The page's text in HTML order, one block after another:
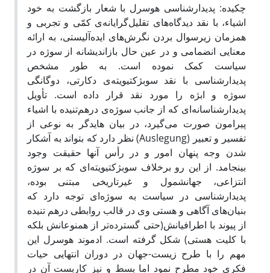
چکیده: پدیدارشناسی هوسرل با شعار بازگشت به خود
اشیاء، با نقد دیدگاه‌های تقلیل‌گرایانه‌ی کمّی و تجربی و
همزمان زیرسوال بردن نگرش‌های ایده‌آلیستی، به ارائه
معنایی انضمامی و در عین حال بازاندیشانه از سوژه در
سیاست کمک نموده است. به طور مشخص
پدیدارشناسی با نقد سوبژکتیویته‌ی دکارتی، دوگانگی
سوژه و ابژه را مورد نقد قرار داده است. تأویل
پدیدارشناسانه‌ای که از جانب سوژه‌ی درهم‌تنیده با اشیاء
پیرامون صورت می‌گیرد، در بیان هایدگر به نوعی از
تفسیر و تعبیر (Auslegung) نظر دارد که بتواند به آشکار
شدن وجه پنهان امور و در رأس آنها حقیقت وجود
بینجامد. از این رو برخلاف سوبژکتیویته‌ای که بر سوژه‌
انتزاعی، جهانشمول و غیرتاریخی مبتنی بوده،
پدیدارشناسی در سیاست به سوژه‌ای توجه دارد که
بنیان‌های آگاهی و هستی وی در قالب روابطی درهم تنیده
از پیوند با اطرافیانش(حتی گسترده‌تر از همنوعانش بلکه
با کلیت هستی) شکل گرفته است. ادموند هوسرل این
مهم را با طرح زیست‌-جهان در دوران انتهایی حیات
فکری خود مطرح نمود اما بسط و نیز کاربست آن در